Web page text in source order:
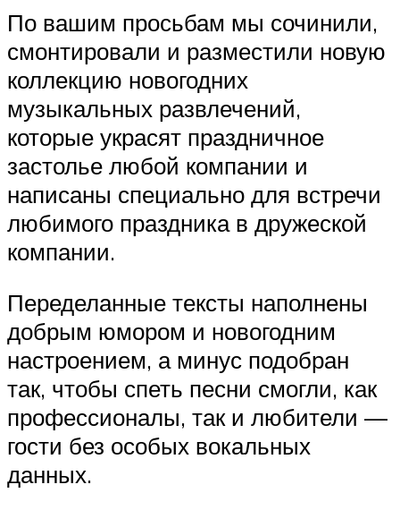
По вашим просьбам мы сочинили,
смонтировали и разместили новую
коллекцию новогодних
музыкальных развлечений,
которые украсят праздничное
застолье любой компании и
написаны специально для встречи
любимого праздника в дружеской
компании.
Переделанные тексты наполнены
добрым юмором и новогодним
настроением, а минус подобран
так, чтобы спеть песни смогли, как
профессионалы, так и любители —
гости без особых вокальных
данных.